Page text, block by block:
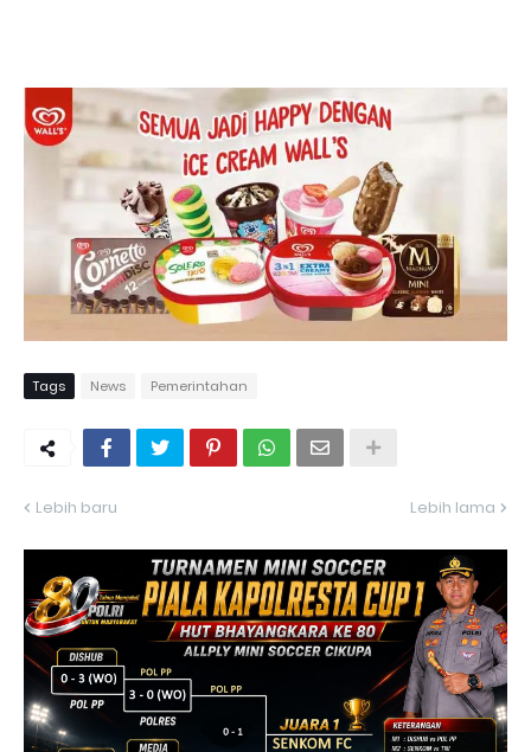
Tags News Pemerintahan
Lebih baru Lebih lama